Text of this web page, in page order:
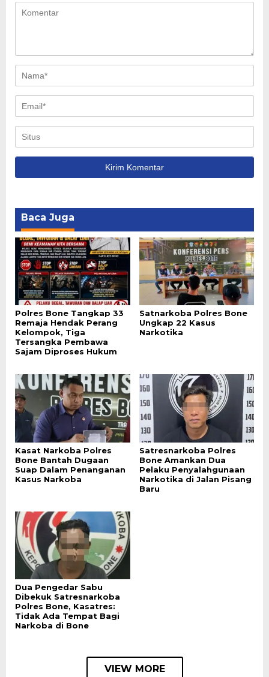
Baca Juga
Polres Bone Tangkap 33
Remaja Hendak Perang
Kelompok, Tiga
Tersangka Pembawa
Sajam Diproses Hukum
Satnarkoba Polres Bone
Ungkap 22 Kasus
Narkotika
Kasat Narkoba Polres
Bone Bantah Dugaan
Suap Dalam Penanganan
Kasus Narkoba
Satresnarkoba Polres
Bone Amankan Dua
Pelaku Penyalahgunaan
Narkotika di Jalan Pisang
Baru
Dua Pengedar Sabu
Dibekuk Satresnarkoba
Polres Bone, Kasatres:
Tidak Ada Tempat Bagi
Narkoba di Bone
VIEW MORE